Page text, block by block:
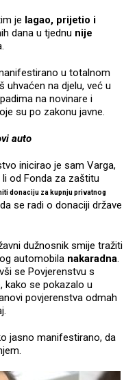
je lagao, prijetio i
dana u tjednu nije
u totalnom
uhvaćen na djelu, već u
na novinare i
su po zakonu javne.
auto
inicirao je sam Varga,
od Fonda za zaštitu
donaciju za kupnju privatnog
se radi o donaciji države
dužnosnik smije tražiti
automobila nakaradna.
se Povjerenstvu s
kako se pokazalo u
povjerenstva odmah
jasno manifestirano, da